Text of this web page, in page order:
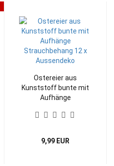
Ostereier aus
Kunststoff bunte mit
Aufhänge
Aussendeko
9,99 EUR